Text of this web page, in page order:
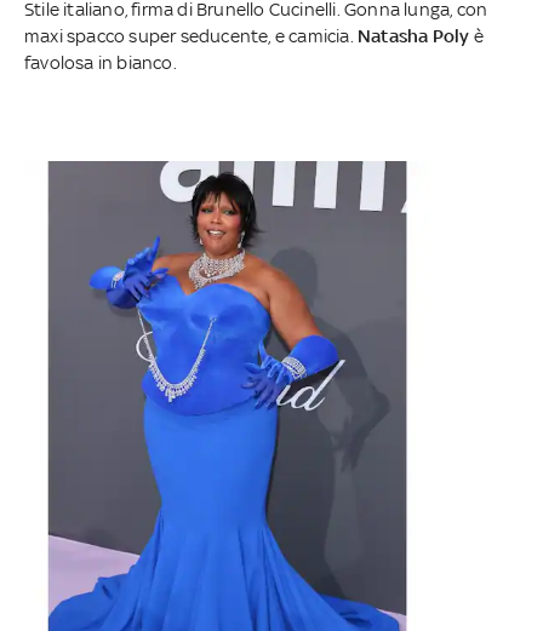
Stile italiano, firma di Brunello Cucinelli. Gonna lunga, con
maxi spacco super seducente, e camicia. Natasha Poly è
favolosa in bianco.